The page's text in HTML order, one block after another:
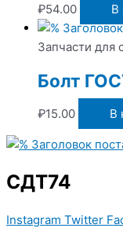
₽54.00 В
Запчасти для
Болт
₽15.00 В
СДТ74
Instagram Twitter